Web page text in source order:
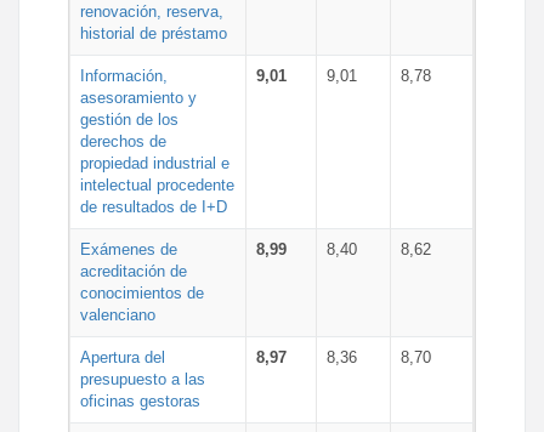
renovación, reserva,
historial de préstamo
Información,
asesoramiento y
gestión de los
derechos de
propiedad industrial e
intelectual procedente
de resultados de I+D
9,01 9,01 8,78
Exámenes de
acreditación de
conocimientos de
valenciano
8,99 8,40 8,62
Apertura del
presupuesto a las
oficinas gestoras
8,97 8,36 8,70